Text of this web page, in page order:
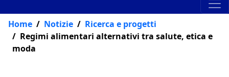
Home Notizie
Ricerca e progetti
Regimi alimentari alternativi tra salute, etica e
moda